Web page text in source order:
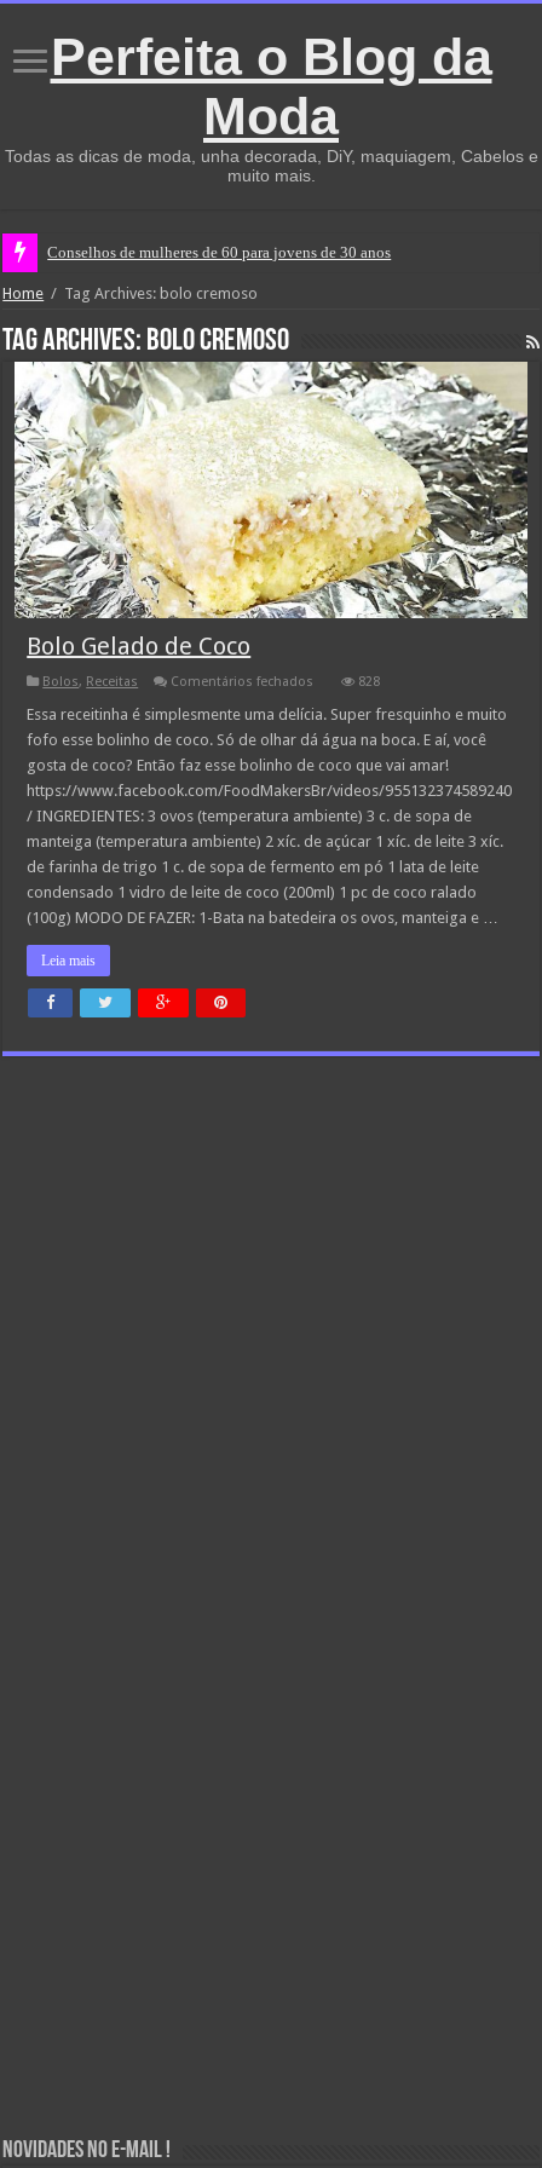
Perfeita o Blog da
Moda
Todas as dicas de moda, unha decorada, DiY, maquiagem, Cabelos e
muito mais.
Conselhos de mulheres de 60 para jovens de 30 anos
Home / Tag Archives: bolo cremoso
Tag Archives: bolo cremoso
Bolo Gelado de Coco
Bolos, Receitas Comentários fechados
Gelado
Coco
828
Essa receitinha é simplesmente uma delícia. Super fresquinho e muito
fofo esse bolinho de coco. Só de olhar dá água na boca. E aí, você
gosta de coco? Então faz esse bolinho de coco que vai amar!
https://www.facebook.com/FoodMakersBr/videos/955132374589240
/ INGREDIENTES: 3 ovos (temperatura ambiente) 3 c. de sopa de
manteiga (temperatura ambiente) 2 xíc. de açúcar 1 xíc. de leite 3 xíc.
de farinha de trigo 1 c. de sopa de fermento em pó 1 lata de leite
condensado 1 vidro de leite de coco (200ml) 1 pc de coco ralado
(100g) MODO DE FAZER: 1-Bata na batedeira os ovos, manteiga e …
Leia mais
Novidades no E-mail !